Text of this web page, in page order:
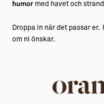
humor med havet och
Droppa in när det passar
om ni önskar.